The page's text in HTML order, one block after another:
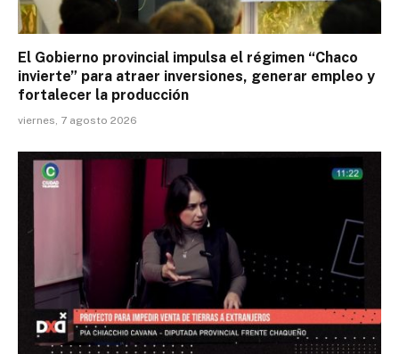
El Gobierno provincial impulsa el régimen “Chaco
invierte” para atraer inversiones, generar empleo y
fortalecer la producción
viernes, 7 agosto 2026